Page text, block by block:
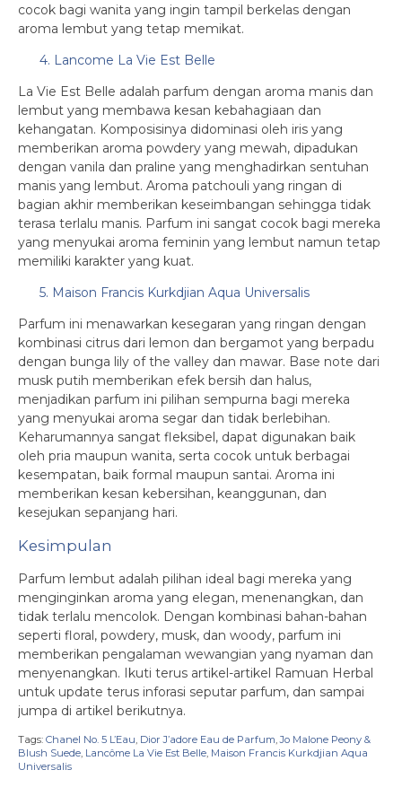
cocok bagi wanita yang ingin tampil berkelas dengan
aroma lembut yang tetap memikat.
4. Lancome La Vie Est Belle
La Vie Est Belle adalah parfum dengan aroma manis dan
lembut yang membawa kesan kebahagiaan dan
kehangatan. Komposisinya didominasi oleh iris yang
memberikan aroma powdery yang mewah, dipadukan
dengan vanila dan praline yang menghadirkan sentuhan
manis yang lembut. Aroma patchouli yang ringan di
bagian akhir memberikan keseimbangan sehingga tidak
terasa terlalu manis. Parfum ini sangat cocok bagi mereka
yang menyukai aroma feminin yang lembut namun tetap
memiliki karakter yang kuat.
5. Maison Francis Kurkdjian Aqua Universalis
Parfum ini menawarkan kesegaran yang ringan dengan
kombinasi citrus dari lemon dan bergamot yang berpadu
dengan bunga lily of the valley dan mawar. Base note dari
musk putih memberikan efek bersih dan halus,
menjadikan parfum ini pilihan sempurna bagi mereka
yang menyukai aroma segar dan tidak berlebihan.
Keharumannya sangat fleksibel, dapat digunakan baik
oleh pria maupun wanita, serta cocok untuk berbagai
kesempatan, baik formal maupun santai. Aroma ini
memberikan kesan kebersihan, keanggunan, dan
kesejukan sepanjang hari.
Kesimpulan
Parfum lembut adalah pilihan ideal bagi mereka yang
menginginkan aroma yang elegan, menenangkan, dan
tidak terlalu mencolok. Dengan kombinasi bahan-bahan
seperti floral, powdery, musk, dan woody, parfum ini
memberikan pengalaman wewangian yang nyaman dan
menyenangkan. Ikuti terus artikel-artikel Ramuan Herbal
untuk update terus inforasi seputar parfum, dan sampai
jumpa di artikel berikutnya.
Tags: Chanel No. 5 L’Eau, Dior J’adore Eau de Parfum,Jo Malone Peony &
Blush Suede, Lancôme La Vie Est Belle, Maison Francis Kurkdjian Aqua
Universalis